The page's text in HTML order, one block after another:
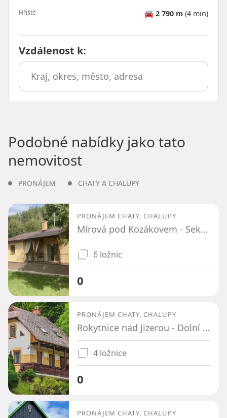
Hřiště 🚘 2 790 m (4 min)
Vzdálenost k:
Podobné nabídky jako tato
nemovitost
PRONÁJEM CHATY A CHALUPY
PRONÁJEM CHATY, CHALUPY
Mírová pod Kozákovem - Sekerkovy Loučky, Liberecký kraj
6 ložnic
0
PRONÁJEM CHATY, CHALUPY
Rokytnice nad Jizerou - Dolní Rokytnice, Liberecký kraj
4 ložnice
0
PRONÁJEM CHATY, CHALUPY